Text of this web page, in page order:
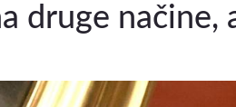
druge